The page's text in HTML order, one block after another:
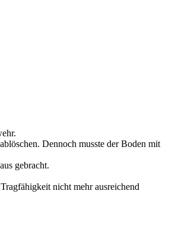
Dennoch musste der Boden mit
gebracht.
nicht mehr ausreichend